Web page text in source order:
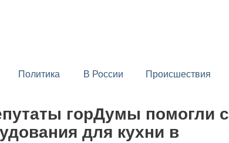
Политика В России Происшествия
горДумы помогли с
для кухни в